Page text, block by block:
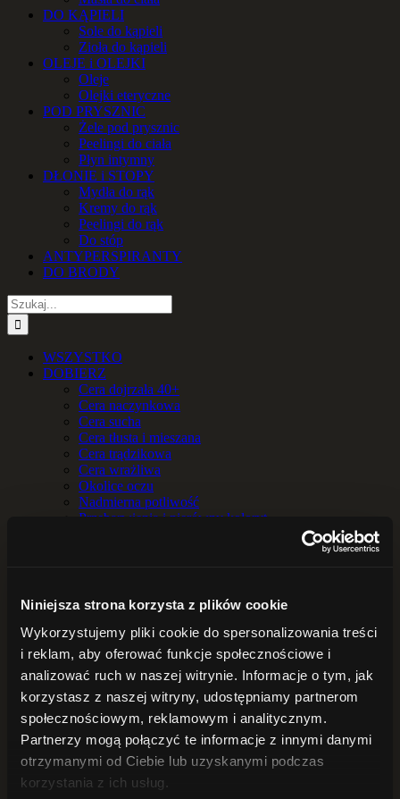
Niniejsza strona korzysta z plików cookie
Wykorzystujemy pliki cookie do spersonalizowania treści
i reklam, aby oferować funkcje społecznościowe i
analizować ruch w naszej witrynie. Informacje o tym, jak
korzystasz z naszej witryny, udostępniamy partnerom
społecznościowym, reklamowym i analitycznym.
Partnerzy mogą połączyć te informacje z innymi danymi
otrzymanymi od Ciebie lub uzyskanymi podczas
korzystania z ich usług.
DO KĄPIELI
Sole do kąpieli
Zioła do kąpieli
OLEJE i OLEJKI
Oleje
Olejki eteryczne
POD PRYSZNIC
Żele pod prysznic
Peelingi do ciała
Płyn intymny
DŁONIE i STOPY
Mydła do rąk
Kremy do rąk
Peelingi do rąk
Do stóp
ANTYPERSPIRANTY
DO BRODY
Szukaj
WSZYSTKO
DOBIERZ
Cera dojrzała 40+
Cera naczynkowa
Cera sucha
Cera tłusta i mieszana
Cera trądzikowa
Cera wrażliwa
Okolice oczu
Nadmierna potliwość
Przebarwienia i nierówny koloryt
Kremy do twarzy
Hydrolaty i wody kwiatowe
Maseczki
Demakijaż i oczyszczanie twarzy
BALSAMY
Balsamy do ciała
Masła do ciała
DO KĄPIELI
Sole do kąpieli
Zioła do kąpieli
OLEJE i OLEJKI
Oleje
Olejki eteryczne